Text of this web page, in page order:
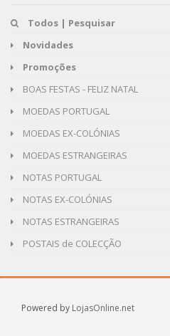
Todos | Pesquisar
Novidades
Promoções
BOAS FESTAS - FELIZ NATAL
MOEDAS PORTUGAL
MOEDAS EX-COLÓNIAS
MOEDAS ESTRANGEIRAS
NOTAS PORTUGAL
NOTAS EX-COLÓNIAS
NOTAS ESTRANGEIRAS
POSTAIS de COLECÇÃO
Powered by LojasOnline.net